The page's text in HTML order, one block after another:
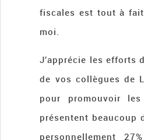
fiscales est tout à
moi.
J’apprécie les efforts
de vos collègues de
pour promouvoir
présentent beaucoup
personnellement